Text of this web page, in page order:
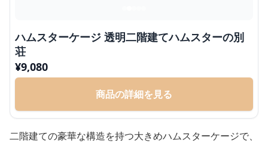
ハムスターケージ 透明二階建てハムスターの別
荘
¥9,080
商品の詳細を見る
二階建ての豪華な構造を持つ大きめハムスターケージで、